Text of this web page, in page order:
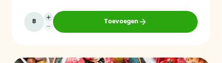
Toevoegen